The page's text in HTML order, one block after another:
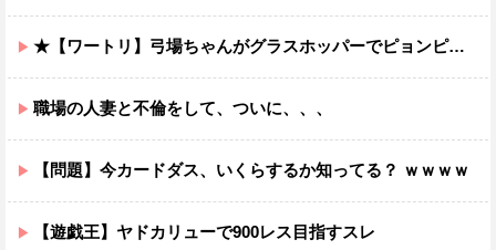
★【ワートリ】弓場ちゃんがグラスホッパーでピョンピョン飛んでるところ想像するとジワジワくるから使わんでくれ
職場の人妻と不倫をして、ついに、、、
【問題】今カードダス、いくらするか知ってる？ ｗｗｗｗ
【遊戯王】ヤドカリューで900レス目指すスレ